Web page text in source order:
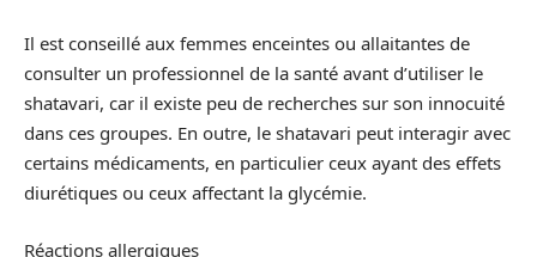
Il est conseillé aux femmes enceintes ou allaitantes de
consulter un professionnel de la santé avant d’utiliser le
shatavari, car il existe peu de recherches sur son innocuité
dans ces groupes. En outre, le shatavari peut interagir avec
certains médicaments, en particulier ceux ayant des effets
diurétiques ou ceux affectant la glycémie.
Réactions allergiques